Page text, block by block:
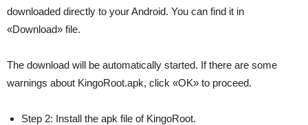
downloaded directly to your Android. You can find it in
«Download» file.
The download will be automatically started. If there are some
warnings about KingoRoot.apk, click «OK» to proceed.
Step 2: Install the apk file of KingoRoot.